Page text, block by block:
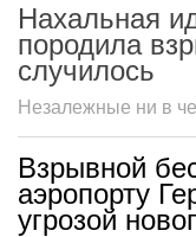
Нахальная
породила
случилось
Незалежные ни в
Взрывной
аэропорту
угрозой